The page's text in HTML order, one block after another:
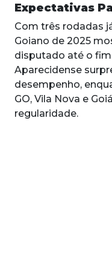
Expectativas
Com três rodadas
Goiano de 2025
disputado até o
Aparecidense
desempenho,
GO, Vila Nova e
regularidade.